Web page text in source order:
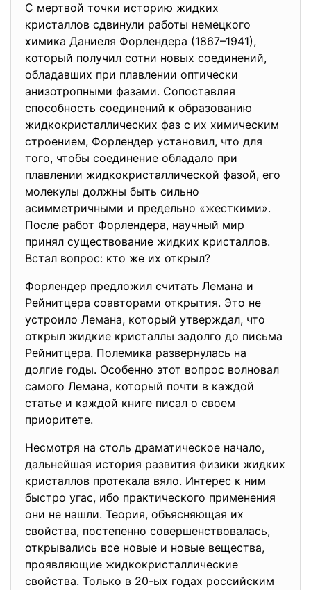
С мертвой точки историю жидких
кристаллов сдвинули работы немецкого
химика Даниеля Форлендера (1867–1941),
который получил сотни новых соединений,
обладавших при плавлении оптически
анизотропными фазами. Сопоставляя
способность соединений к образованию
жидкокристаллических фаз с их химическим
строением, Форлендер установил, что для
того, чтобы соединение обладало при
плавлении жидкокристаллической фазой, его
молекулы должны быть сильно
асимметричными и предельно «жесткими».
После работ Форлендера, научный мир
принял существование жидких кристаллов.
Встал вопрос: кто же их открыл?
Форлендер предложил считать Лемана и
Рейнитцера соавторами открытия. Это не
устроило Лемана, который утверждал, что
открыл жидкие кристаллы задолго до письма
Рейнитцера. Полемика развернулась на
долгие годы. Особенно этот вопрос волновал
самого Лемана, который почти в каждой
статье и каждой книге писал о своем
приоритете.
Несмотря на столь драматическое начало,
дальнейшая история развития физики жидких
кристаллов протекала вяло. Интерес к ним
быстро угас, ибо практического применения
они не нашли. Теория, объясняющая их
свойства, постепенно совершенствовалась,
открывались все новые и новые вещества,
проявляющие жидкокристаллические
свойства. Только в 20-ых годах российским